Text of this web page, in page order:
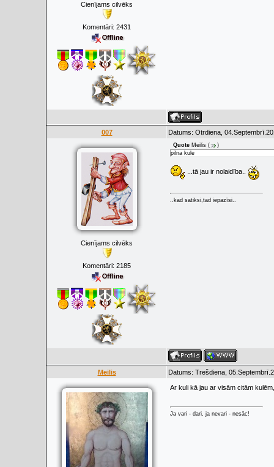
Cienījams cilvēks
Komentāri: 2431
007 Datums: Otrdiena,
Cienījams cilvēks
Komentāri: 2185
Quote Meilis (
)
pilna kule
...tā jau ir nolaidība..
..kad satiksi,tad iepazīsi..
Meilis Datums: Trešdiena,
Ar kuli kā jau ar visām citām
Ja vari - dari, ja nevari - nesāc!